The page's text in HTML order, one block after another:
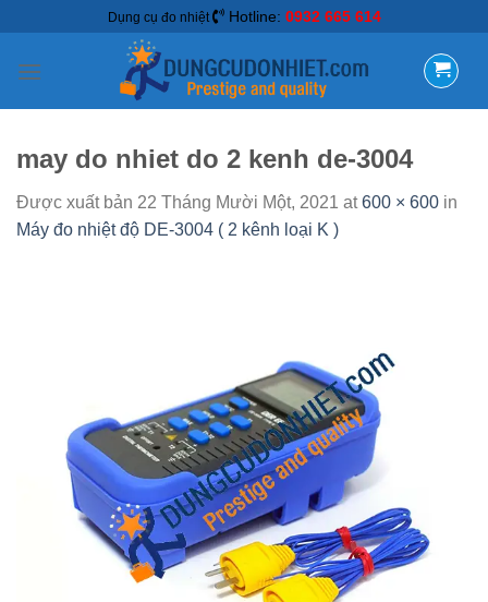
Dụng cụ đo nhiệt Hotline: 0932 665 614
may do nhiet do 2 kenh de-3004
Được xuất bản 22 Tháng Mười Một, 2021 at600 × 600 in
Máy đo nhiệt độ DE-3004 ( 2 kênh loại K )